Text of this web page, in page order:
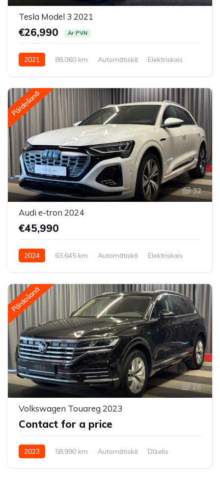
Tesla Model 3 2021
€26,990 Ar PVN
2021 88,060 km Automātiskā
Elektriskais
Pārdošanā
32
Audi e-tron 2024
€45,990
2024 63,645 km Automātiskā
Elektriskais
Pārdošanā
28
Volkswagen Touareg 2023
Contact for a price
2023 58,990 km Automātiskā
Dīzelis